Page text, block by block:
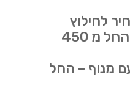
לחילוץ
שטח / חילוץ 4X4 – החל מ 450
מנוף – החל